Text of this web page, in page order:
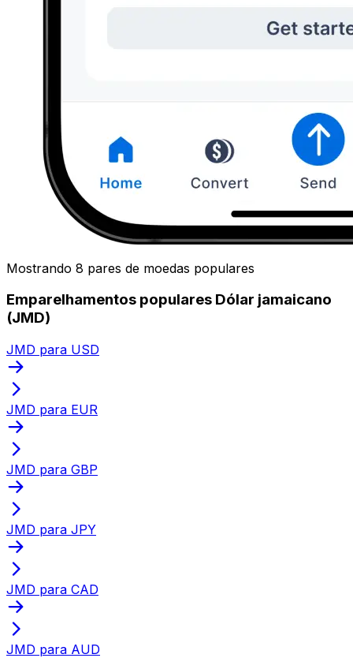
Mostrando 8 pares de moedas populares
Emparelhamentos populares Dólar jamaicano
(JMD)
JMD para USD
JMD para EUR
JMD para GBP
JMD para JPY
JMD para CAD
JMD para AUD